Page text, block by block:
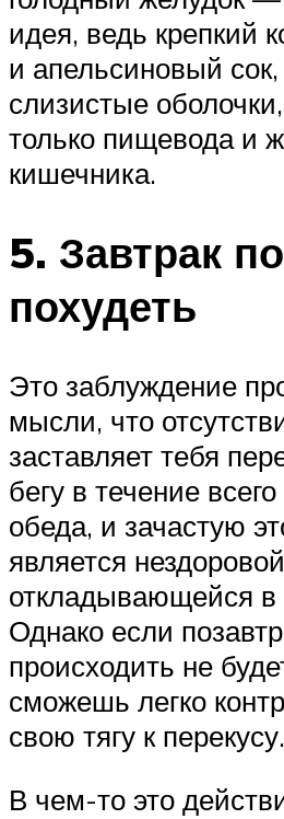
идея, ведь крепкий
и апельсиновый
слизистые
только пищевода и
кишечника.
5. Завтрак
похудеть
Это заблуждение
мысли, что
заставляет тебя
бегу в течение
обеда, и зачастую
является
откладывающейся в
Однако если
происходить не
сможешь легко
свою тягу к перекусу.
В чем-то это